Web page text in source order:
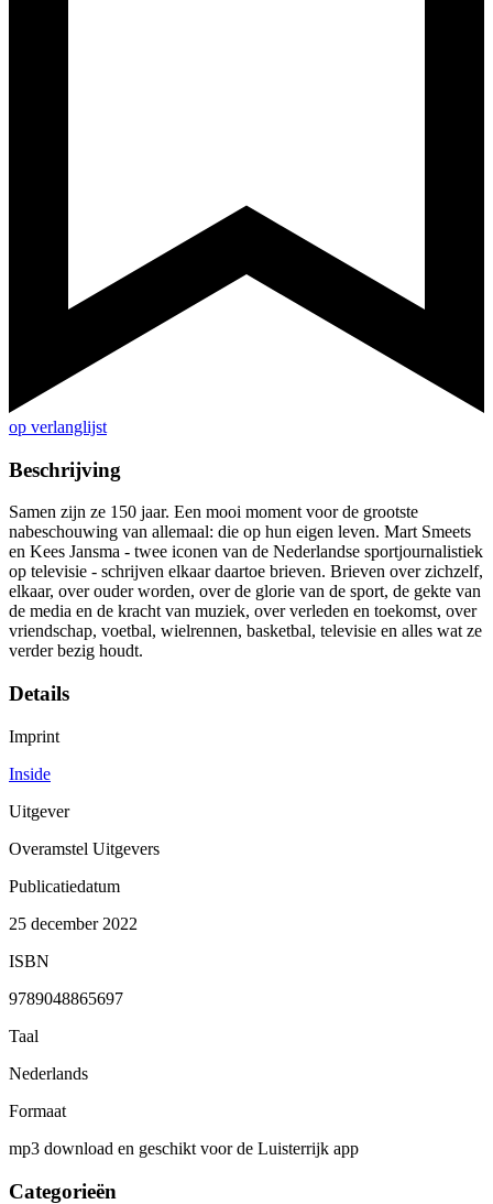
op verlanglijst
Beschrijving
Samen zijn ze 150 jaar. Een mooi moment voor de grootste
nabeschouwing van allemaal: die op hun eigen leven. Mart Smeets
en Kees Jansma - twee iconen van de Nederlandse sportjournalistiek
op televisie - schrijven elkaar daartoe brieven. Brieven over zichzelf,
elkaar, over ouder worden, over de glorie van de sport, de gekte van
de media en de kracht van muziek, over verleden en toekomst, over
vriendschap, voetbal, wielrennen, basketbal, televisie en alles wat ze
verder bezig houdt.
Details
Imprint
Inside
Uitgever
Overamstel Uitgevers
Publicatiedatum
25 december 2022
ISBN
9789048865697
Taal
Nederlands
Formaat
mp3 download en geschikt voor de Luisterrijk app
Categorieën